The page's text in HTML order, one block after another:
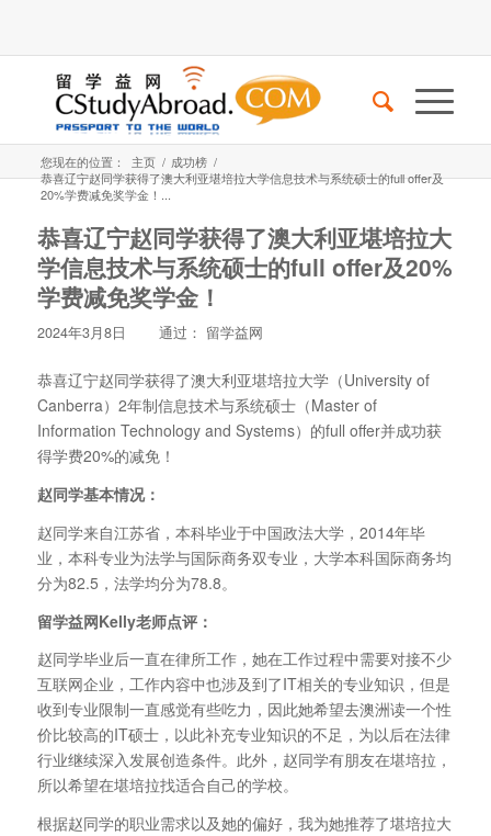
您现在的位置： 主页 / 成功榜 /
恭喜辽宁赵同学获得了澳大利亚堪培拉大学信息技术与系统硕士的full offer及
20%学费减免奖学金！...
恭喜辽宁赵同学获得了澳大利亚堪培拉大
学信息技术与系统硕士的full offer及20%
学费减免奖学金！
2024年3月8日 通过： 留学益网
恭喜辽宁赵同学获得了澳大利亚堪培拉大学（University of
Canberra）2年制信息技术与系统硕士（Master of
Information Technology and Systems）的full offer并成功获
得学费20%的减免！
赵同学基本情况：
赵同学来自江苏省，本科毕业于中国政法大学，2014年毕
业，本科专业为法学与国际商务双专业，大学本科国际商务均
分为82.5，法学均分为78.8。
留学益网Kelly老师点评：
赵同学毕业后一直在律所工作，她在工作过程中需要对接不少
互联网企业，工作内容中也涉及到了IT相关的专业知识，但是
收到专业限制一直感觉有些吃力，因此她希望去澳洲读一个性
价比较高的IT硕士，以此补充专业知识的不足，为以后在法律
行业继续深入发展创造条件。此外，赵同学有朋友在堪培拉，
所以希望在堪培拉找适合自己的学校。
根据赵同学的职业需求以及她的偏好，我为她推荐了堪培拉大